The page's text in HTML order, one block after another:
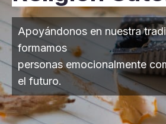
Apoyándonos en nuestra
formamos
personas emocionalmente
el futuro.